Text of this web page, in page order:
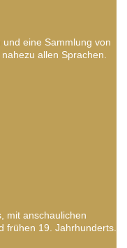
eine Sammlung von
allen Sprachen.
mit anschaulichen
frühen 19. Jahrhunderts.